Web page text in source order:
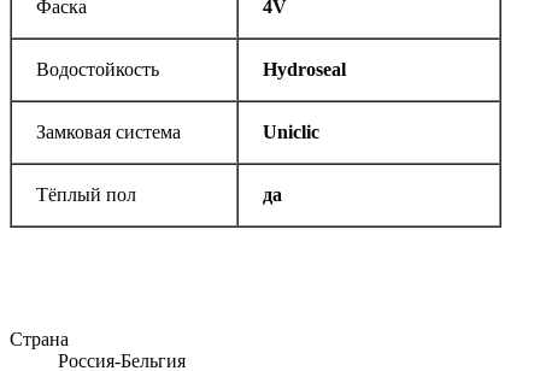
Фаска 4V
Водостойкость Hydroseal
Замковая система Uniclic
Тёплый пол да
Страна
Россия-Бельгия